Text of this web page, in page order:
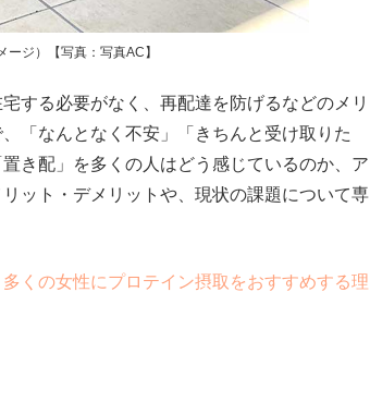
ジ）【写真：写真AC】
する必要がなく、再配達を防げるなどのメリ
「なんとなく不安」「きちんと受け取りた
き配」を多くの人はどう感じているのか、ア
ット・デメリットや、現状の課題について専
の女性にプロテイン摂取をおすすめする理